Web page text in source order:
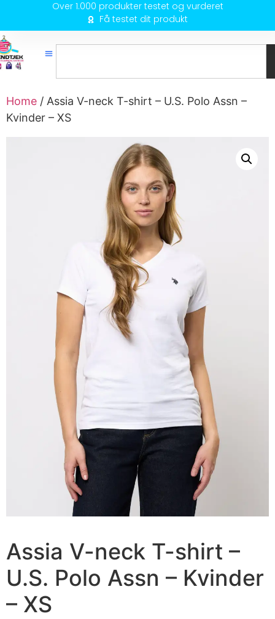
Over 1.000 produkter testet og vurderet
Få testet dit produkt
Home / Assia V-neck T-shirt – U.S. Polo Assn –
Kvinder – XS
Assia V-neck T-shirt –
U.S. Polo Assn – Kvinder
– XS